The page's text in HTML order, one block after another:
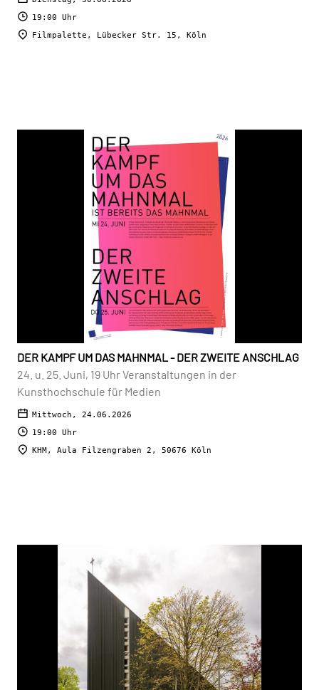
19:00 Uhr
Filmpalette, Lübecker Str. 15, Köln
DER KAMPF UM DAS MAHNMAL - DER ZWEITE ANSCHLAG
24. u. 25. Juni, 19 Uhr Veranstaltungen in der
Kunsthochschule für Medien
Mittwoch, 24.06.2026
19:00 Uhr
KHM, Aula Filzengraben 2, 50676 Köln